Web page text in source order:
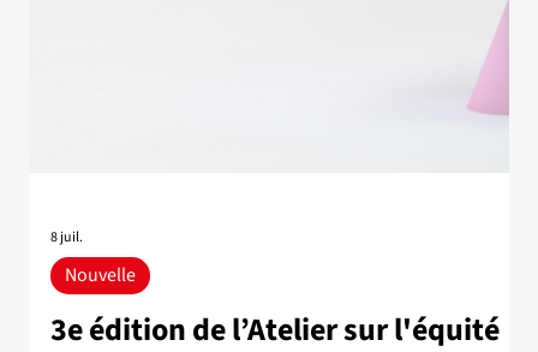
ressources rendues disponibles par ce don soutiendront
chercheurs et étudiants de l’IID qui portent sur l’évaluation